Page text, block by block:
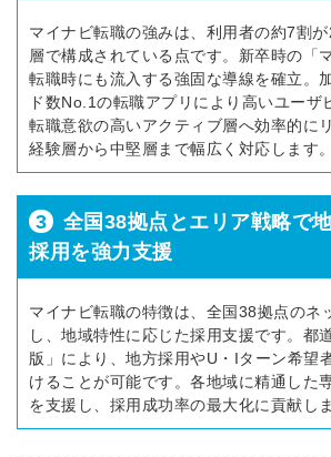
マイナビ転職の強みは、利用者の約7割
層で構成されている点です。新卒時の「
転職時にも流入する強固な導線を確立。
ド数No.1の転職アプリにより高いユーザ
転職意欲の高いアクティブ層へ効率的に
経験層から中堅層まで幅広く対応します。
3
全国38拠点とエリア戦略で
採用を強力支援
マイナビ転職の特徴は、全国38拠点のネ
し、地域特性に応じた採用支援です。都
版」により、地方採用やU・Iターン希望
けることが可能です。各地域に精通した
を支援し、採用成功率の最大化に貢献しま